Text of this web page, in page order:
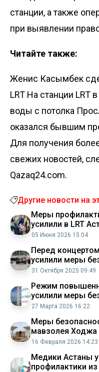
станции, а также
при выявлении
Читайте также:
Женис Касымбек
LRT На станции LRT
воды с потолка
оказался бывшим
Для получения
свежих новостей,
Qazaq24.com.
Другие новости на
Меры
усилили в LRT
05 Июня 2026 15:04
Перед
усилили меры
31 Октября 2025 09:49
Режим
усилили меры
нефтепроводах
27 Марта 2026 16:22
Меры
мавзолея Ходжа
16 Февраля 2026 14:23
Медики Астаны
профилактики